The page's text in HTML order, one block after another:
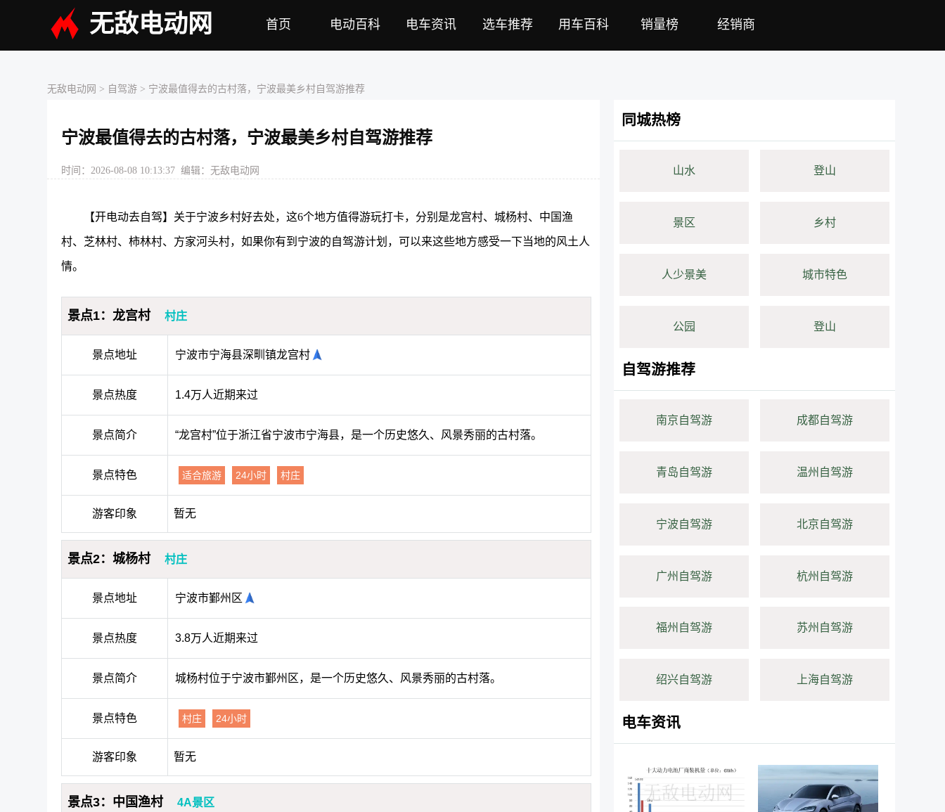
无敌电动网 首页 电动百科 电车资讯 选车推荐 用车百科 销量榜 经销商
无敌电动网 > 自驾游 > 宁波最值得去的古村落，宁波最美乡村自驾游推荐
宁波最值得去的古村落，宁波最美乡村自驾游推荐
时间：2026-08-08 10:13:37 编辑：无敌电动网
【开电动去自驾】关于宁波乡村好去处，这6个地方值得游玩打卡，分别是龙宫村、城杨村、中国渔
村、芝林村、柿林村、方家河头村，如果你有到宁波的自驾游计划，可以来这些地方感受一下当地的风土人
情。
景点1：龙宫村 村庄
景点地址 宁波市宁海县深甽镇龙宫村
景点热度 1.4万人近期来过
景点简介 “龙宫村”位于浙江省宁波市宁海县，是一个历史悠久、风景秀丽的古村落。
景点特色 适合旅游 24小时 村庄
游客印象 暂无
景点2：城杨村 村庄
景点地址 宁波市鄞州区
景点热度 3.8万人近期来过
景点简介 城杨村位于宁波市鄞州区，是一个历史悠久、风景秀丽的古村落。
景点特色 村庄 24小时
游客印象 暂无
景点3：中国渔村 4A景区
同城热榜
山水 登山
景区 乡村
人少景美 城市特色
公园 登山
自驾游推荐
南京自驾游 成都自驾游
青岛自驾游 温州自驾游
宁波自驾游 北京自驾游
广州自驾游 杭州自驾游
福州自驾游 苏州自驾游
绍兴自驾游 上海自驾游
电车资讯